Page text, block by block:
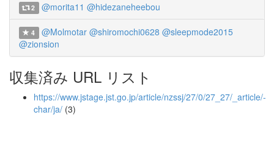
2 @morita11 @hidezaneheebou
4 @Molmotar @shiromochi0628 @sleepmode2015
@zionsion
収集済み URL リスト
https://www.jstage.jst.go.jp/article/nzssj/27/0/27_27/_article/-
char/ja/ (3)